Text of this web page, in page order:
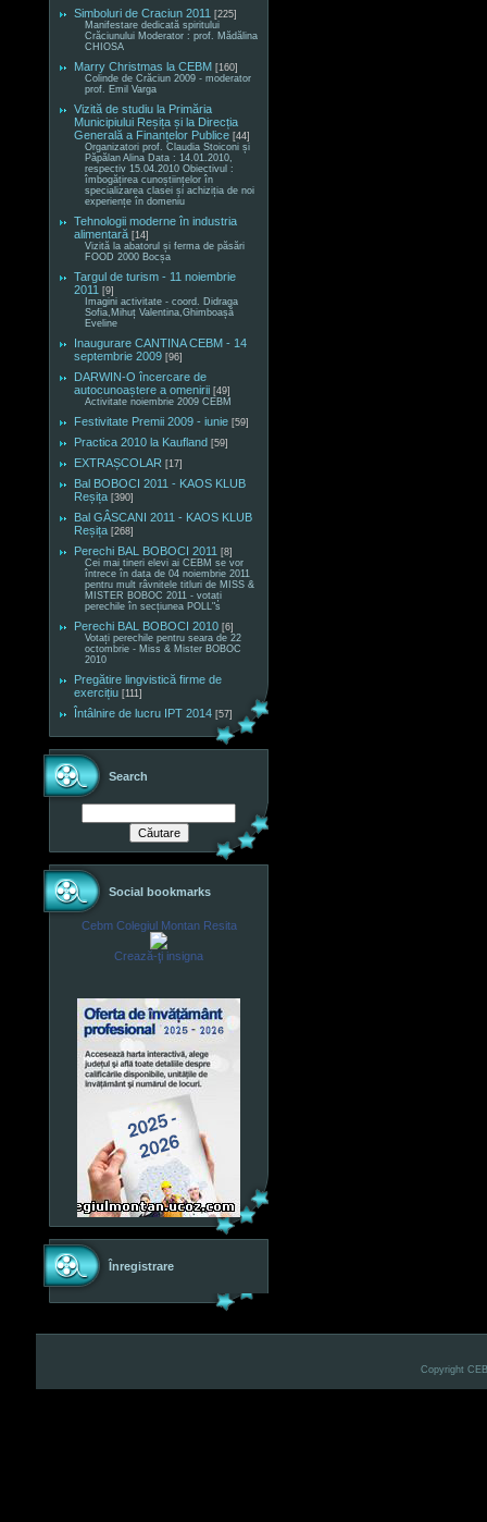
Simboluri de Craciun 2011 [225]
Manifestare dedicată spiritului
Crăciunului Moderator : prof. Mădălina
CHIOSA
Marry Christmas la CEBM [160]
Colinde de Crăciun 2009 - moderator
prof. Emil Varga
Vizită de studiu la Primăria
Municipiului Reșița și la Direcția
Generală a Finanțelor Publice [44]
Organizatori prof. Claudia Stoiconi și
Păpălan Alina Data : 14.01.2010,
respectiv 15.04.2010 Obiectivul :
îmbogățirea cunoștiințelor în
specializarea clasei și achiziția de noi
experiențe în domeniu
Tehnologii moderne în industria
alimentară [14]
Vizită la abatorul și ferma de păsări
FOOD 2000 Bocșa
Targul de turism - 11 noiembrie
2011 [9]
Imagini activitate - coord. Didraga
Sofia,Mihuț Valentina,Ghimboașă
Eveline
Inaugurare CANTINA CEBM - 14
septembrie 2009 [96]
DARWIN-O încercare de
autocunoaștere a omenirii [49]
Activitate noiembrie 2009 CEBM
Festivitate Premii 2009 - iunie [59]
Practica 2010 la Kaufland [59]
EXTRAȘCOLAR [17]
Bal BOBOCI 2011 - KAOS KLUB
Reșița [390]
Bal GÂSCANI 2011 - KAOS KLUB
Reșița [268]
Perechi BAL BOBOCI 2011 [8]
Cei mai tineri elevi ai CEBM se vor
întrece în data de 04 noiembrie 2011
pentru mult râvnitele titluri de MISS &
MISTER BOBOC 2011 - votați
perechile în secțiunea POLL"s
Perechi BAL BOBOCI 2010 [6]
Votați perechile pentru seara de 22
octombrie - Miss & Mister BOBOC
2010
Pregătire lingvistică firme de
exercițiu [111]
Întâlnire de lucru IPT 2014 [57]
Search
Social bookmarks
Cebm Colegiul Montan Resita
Crează-ţi insigna
Înregistrare
Copyright